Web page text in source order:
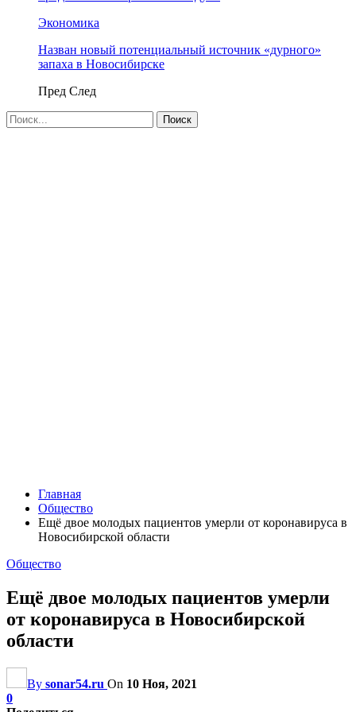
Экономика
Назван новый потенциальный источник «дурного»
запаха в Новосибирске
Пред След
Главная
Общество
Ещё двое молодых пациентов умерли от коронавируса в
Новосибирской области
Общество
Ещё двое молодых пациентов умерли
от коронавируса в Новосибирской
области
By sonar54.ru On 10 Ноя, 2021
0